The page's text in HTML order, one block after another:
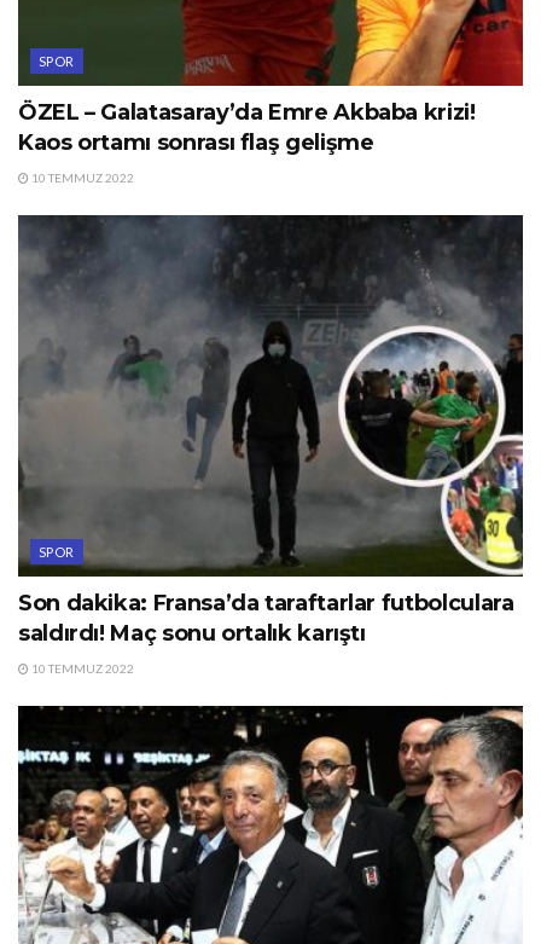
SPOR
ÖZEL – Galatasaray’da Emre Akbaba krizi!
Kaos ortamı sonrası flaş gelişme
10 TEMMUZ 2022
SPOR
Son dakika: Fransa’da taraftarlar futbolculara
saldırdı! Maç sonu ortalık karıştı
10 TEMMUZ 2022